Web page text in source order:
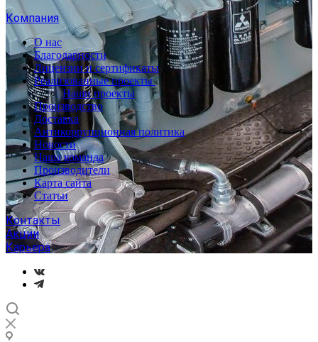
Компания
О нас
Благодарности
Лицензии и сертификаты
Реализованные проекты
Наши проекты
Производство
Доставка
Антикоррупционная политика
Новости
Наша команда
Производители
Карта сайта
Статьи
Контакты
Акции
Карьера